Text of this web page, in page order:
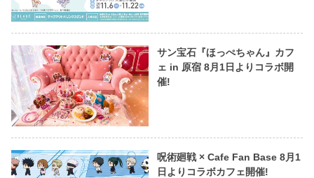
サン宝石『ほっぺちゃん』カフ
ェ in 原宿 8月1日よりコラボ開
催!
呪術廻戦 × Cafe Fan Base 8月1
日よりコラボカフェ開催!